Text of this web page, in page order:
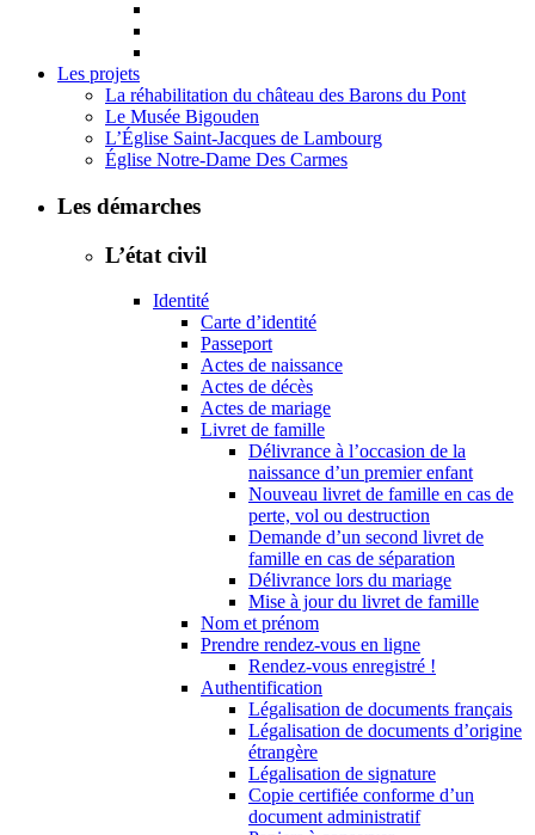
Les projets
La réhabilitation du château des Barons du Pont
Le Musée Bigouden
L’Église Saint-Jacques de Lambourg
Église Notre-Dame Des Carmes
Les démarches
L’état civil
Identité
Carte d’identité
Passeport
Actes de naissance
Actes de décès
Actes de mariage
Livret de famille
Délivrance à l’occasion de la
naissance d’un premier enfant
Nouveau livret de famille en cas de
perte, vol ou destruction
Demande d’un second livret de
famille en cas de séparation
Délivrance lors du mariage
Mise à jour du livret de famille
Nom et prénom
Prendre rendez-vous en ligne
Rendez-vous enregistré !
Authentification
Légalisation de documents français
Légalisation de documents d’origine
étrangère
Légalisation de signature
Copie certifiée conforme d’un
document administratif